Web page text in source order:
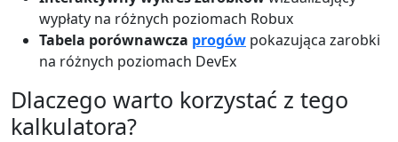
wypłaty na różnych poziomach Robux
Tabela porównawcza progów pokazująca zarobki
na różnych poziomach DevEx
Dlaczego warto korzystać z tego
kalkulatora?